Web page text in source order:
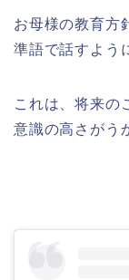
お母様の教育方
準語で話すよう
これは、将来の
意識の高さがう